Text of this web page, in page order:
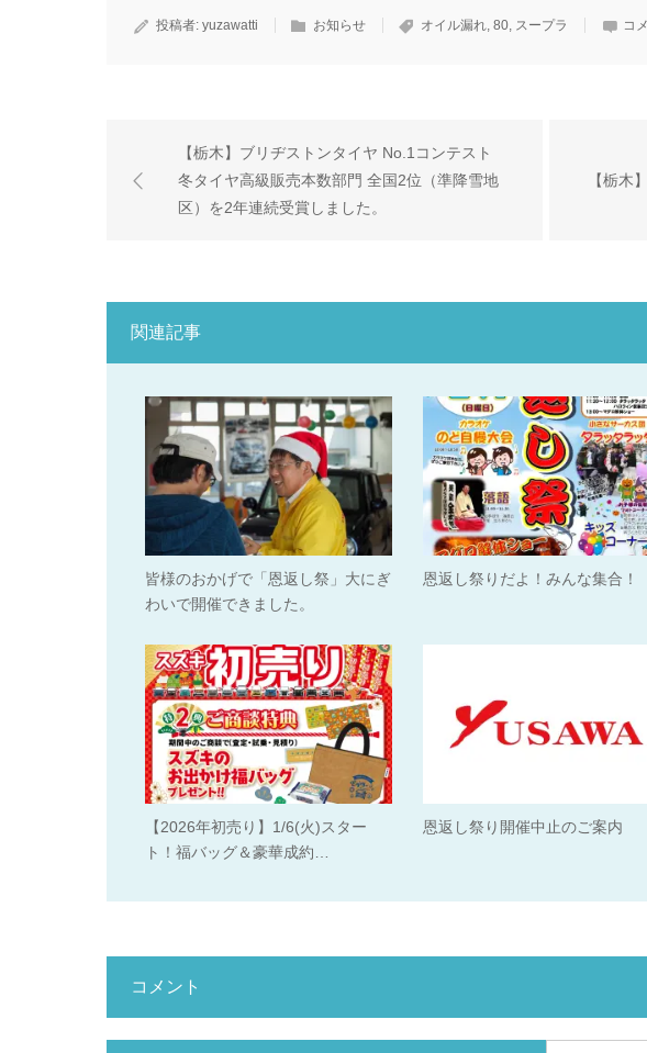
投稿者: yuzawatti お知らせ オイル漏れ, 80, スープラ コ
【栃木】ブリヂストンタイヤ No.1コンテスト
冬タイヤ高級販売本数部門 全国2位（準降雪地
区）を2年連続受賞しました。
【栃木
関連記事
皆様のおかげで「恩返し祭」大にぎ
わいで開催できました。
恩返し祭りだよ！みんな集合！
【2026年初売り】1/6(火)スター
ト！福バッグ＆豪華成約…
恩返し祭り開催中止のご案内
コメント